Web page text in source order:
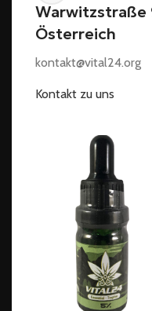
Warwitzstraße
Österreich
kontakt@vital24.org
Kontakt zu uns